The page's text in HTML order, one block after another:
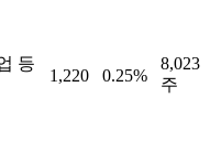
등
1,220 0.25%
8,023
주